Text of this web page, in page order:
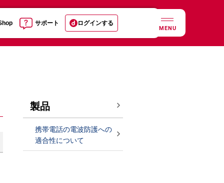
サポート ログインする
MENU
製品
携帯電話の電波防護への
適合性について